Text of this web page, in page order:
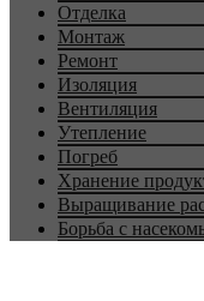
Отделка
Монтаж
Ремонт
Изоляция
Вентиляция
Утепление
Погреб
Хранение
Выращивание
Борьба с